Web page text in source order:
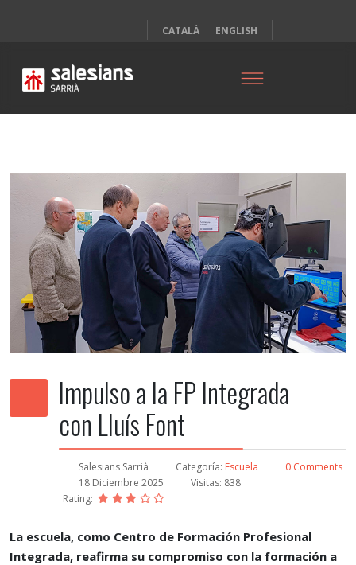
CATALÀ ENGLISH
Impulso a la FP Integrada
con Lluís Font
Salesians Sarrià Categoría: Escuela
0 Comments
18 Diciembre 2025
Visitas: 838
Rating:
La escuela, como Centro de Formación Profesional
Integrada, reafirma su compromiso con la formación a